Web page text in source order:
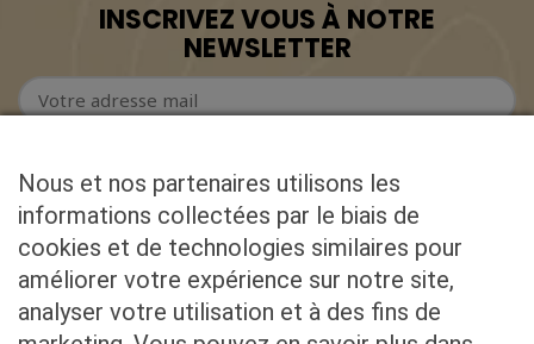
INSCRIVEZ VOUS À NOTRE
NEWSLETTER
CONTACT
ADRESSE
Nous et nos partenaires utilisons les
informations collectées par le biais de
cookies et de technologies similaires pour
améliorer votre expérience sur notre site,
analyser votre utilisation et à des fins de